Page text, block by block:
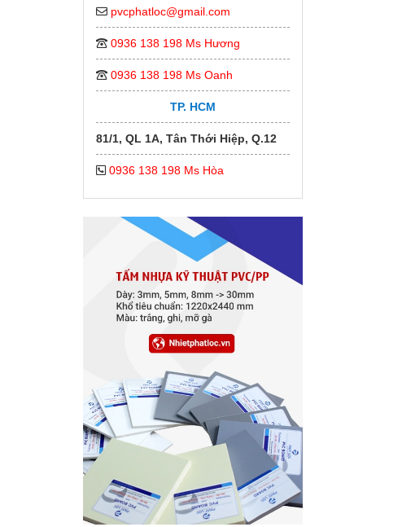
pvcphatloc@gmail.com
0936 138 198 Ms Hương
0936 138 198 Ms Oanh
TP. HCM
81/1, QL 1A, Tân Thới Hiệp, Q.12
0936 138 198 Ms Hòa